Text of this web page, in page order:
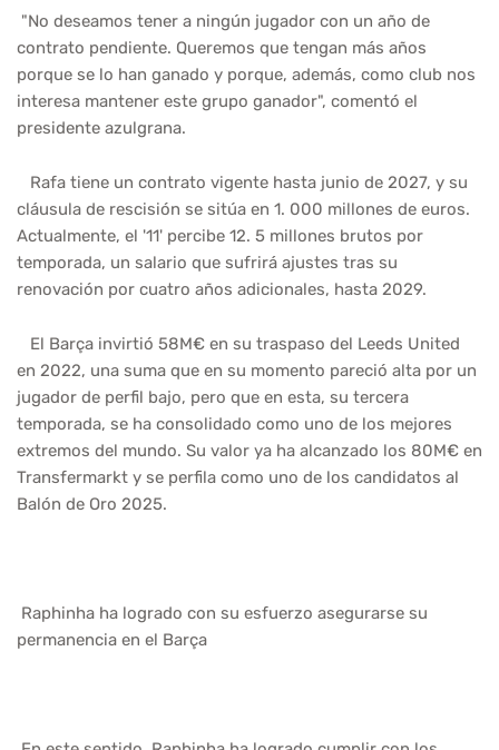
"No deseamos tener a ningún jugador con un año de
contrato pendiente. Queremos que tengan más años
porque se lo han ganado y porque, además, como club nos
interesa mantener este grupo ganador", comentó el
presidente azulgrana.
Rafa tiene un contrato vigente hasta junio de 2027, y su
cláusula de rescisión se sitúa en 1. 000 millones de euros.
Actualmente, el '11' percibe 12. 5 millones brutos por
temporada, un salario que sufrirá ajustes tras su
renovación por cuatro años adicionales, hasta 2029.
El Barça invirtió 58M€ en su traspaso del Leeds United
en 2022, una suma que en su momento pareció alta por un
jugador de perfil bajo, pero que en esta, su tercera
temporada, se ha consolidado como uno de los mejores
extremos del mundo. Su valor ya ha alcanzado los 80M€ en
Transfermarkt y se perfila como uno de los candidatos al
Balón de Oro 2025.
Raphinha ha logrado con su esfuerzo asegurarse su
permanencia en el Barça